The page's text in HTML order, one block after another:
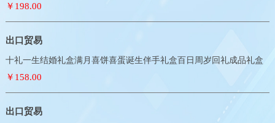
￥198.00
出口贸易
十礼一生结婚礼盒满月喜饼喜蛋诞生伴手礼盒百日周岁回礼成品礼盒
￥158.00
出口贸易